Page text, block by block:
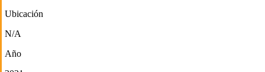
Ubicación
N/A
Año